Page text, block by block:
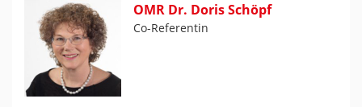
OMR Dr. Doris Schöpf
Co-Referentin